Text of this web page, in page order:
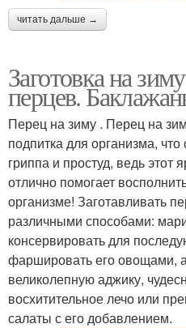
читать дальше →
Заготовка на
перцев.
Перец на зиму . Перец на
подпитка для организма,
гриппа и простуд, ведь этот
отлично помогает
организме! Заготавливать
различными способами:
консервировать для
фаршировать его овощами, а
великолепную аджику,
восхитительное лечо или
салаты с его добавлением.